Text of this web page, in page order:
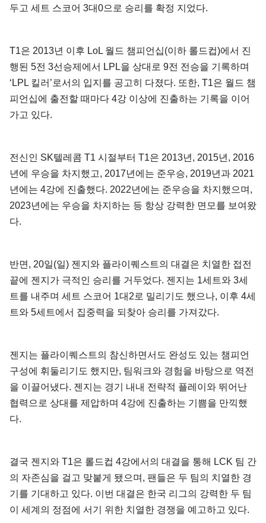
두고 세트 스코어 3대0으로 승리를 확정 지었다.
T1은 2013년 이후 LoL 월드 챔피언십(이하 롤드컵)에서 진
행된 5전 3선승제에서 LPL을 상대로 9전 전승을 기록하며
‘LPL 킬러’로서의 입지를 공고히 다졌다. 또한, T1은 월드 챔
피언십에 출전할 때마다 4강 이상에 진출하는 기록을 이어
가고 있다.
전신인 SK텔레콤 T1 시절부터 T1은 2013년, 2015년, 2016
년에 우승을 차지했고, 2017년에는 준우승, 2019년과 2021
년에는 4강에 진출했다. 2022년에는 준우승을 차지했으며,
2023년에는 우승을 차지하는 등 항상 강력한 면모를 보여왔
다.
반면, 20일(일) 젠지와 플라이퀘스트의 대결은 치열한 접전
끝에 젠지가 극적인 승리를 거두었다. 젠지는 1세트와 3세
트를 내주며 세트 스코어 1대2로 밀리기도 했으나, 이후 4세
트와 5세트에서 집중력을 되찾아 승리를 가져갔다.
젠지는 플라이퀘스트의 참신하면서도 완성도 있는 챔피언
구성에 휘둘리기도 했지만, 팀워크와 경험을 바탕으로 역전
을 이끌어냈다. 젠지는 경기 내내 전략적 플레이와 뛰어난
협력으로 상대를 제압하며 4강에 진출하는 기쁨을 만끽했
다.
결국 젠지와 T1은 롤드컵 4강에서의 대결을 통해 LCK 팀 간
의 자존심을 걸고 맞붙게 됐으며, 팬들은 두 팀의 치열한 경
기를 기대하고 있다. 이번 대결은 한국 리그의 강력한 두 팀
이 세계의 정점에 서기 위한 치열한 경쟁을 예고하고 있다.